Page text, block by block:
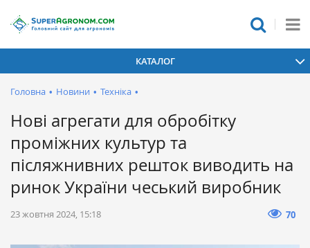
КАТАЛОГ
Головна • Новини • Техніка •
Нові агрегати для обробітку
проміжних культур та
післяжнивних решток виводить на
ринок України чеський виробник
23 жовтня 2024, 15:18 70